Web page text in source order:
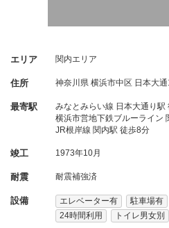
エリア 関内エリア
住所 神奈川県 横浜市中区 日本大
最寄駅
みなとみらい線 日本大通り駅
横浜市営地下鉄ブルーライン
JR根岸線 関内駅 徒歩8分
竣工 1973年10月
耐震 耐震補強済
設備 エレベーター有 駐車場有
24時間利用
トイレ男女別